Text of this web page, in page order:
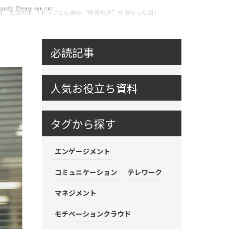
生活の木 「トップと社員の“経営視界”が重なった日」
必読記事
人気お役立ち資料
タグから探す
エンゲージメント
コミュニケーション テレワーク
マネジメント
モチベーションクラウド
Please see our